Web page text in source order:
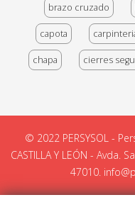
brazo cruzado
capota
chapa cierres
© 2022 PERSYSOL -
CASTILLA Y LEÓN - Avda.
47010.